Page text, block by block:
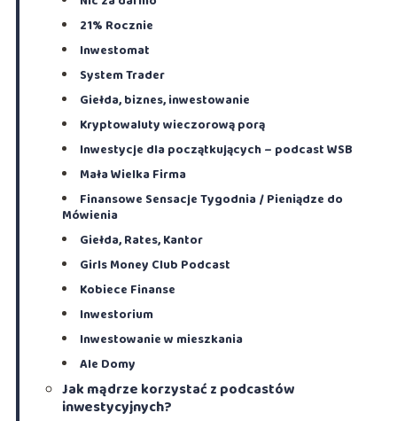
21% Rocznie
Inwestomat
System Trader
Giełda, biznes, inwestowanie
Kryptowaluty wieczorową porą
Inwestycje dla początkujących – podcast WSB
Mała Wielka Firma
Finansowe Sensacje Tygodnia / Pieniądze do
Mówienia
Giełda, Rates, Kantor
Girls Money Club Podcast
Kobiece Finanse
Inwestorium
Inwestowanie w mieszkania
Ale Domy
Jak mądrze korzystać z podcastów
inwestycyjnych?